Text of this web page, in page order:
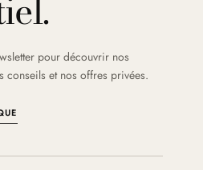
pour découvrir nos
conseils et nos offres privées.